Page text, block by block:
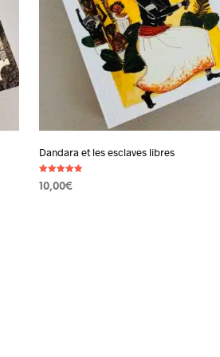
Dandara et les esclaves libres
4.83
10,00€